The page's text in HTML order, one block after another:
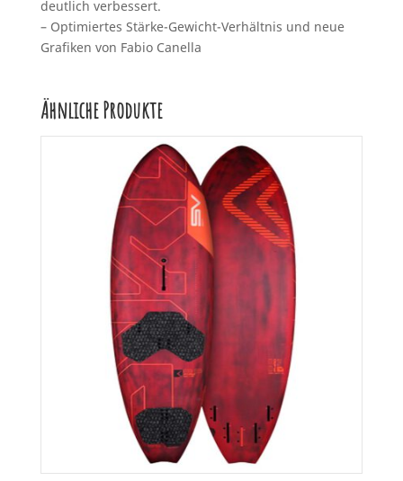
deutlich verbessert.
– Optimiertes Stärke-Gewicht-Verhältnis und neue
Grafiken von Fabio Canella
Ähnliche Produkte